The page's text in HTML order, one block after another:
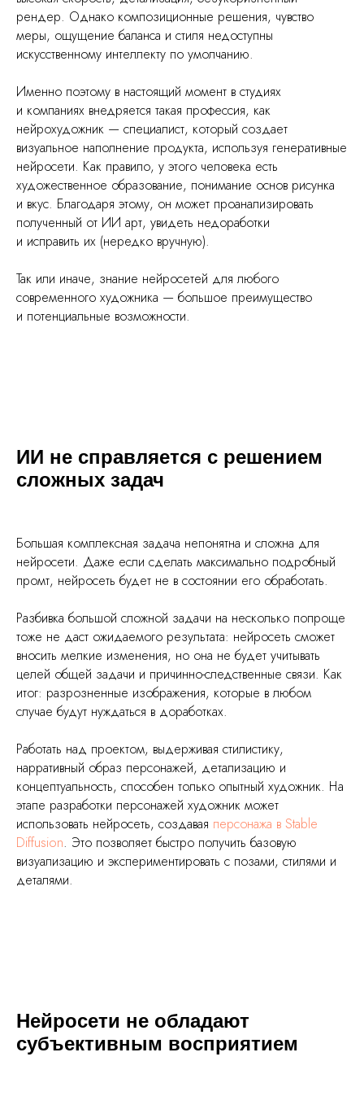
рендер. Однако композиционные решения, чувство
меры, ощущение баланса и стиля недоступны
искусственному интеллекту по умолчанию.
Именно поэтому в настоящий момент в студиях
и компаниях внедряется такая профессия, как
нейрохудожник — специалист, который создает
визуальное наполнение продукта, используя генеративные
нейросети. Как правило, у этого человека есть
художественное образование, понимание основ рисунка
и вкус. Благодаря этому, он может проанализировать
полученный от ИИ арт, увидеть недоработки
и исправить их (нередко вручную).
Так или иначе, знание нейросетей для любого
современного художника — большое преимущество
и потенциальные возможности.
ИИ не справляется с решением
сложных задач
Большая комплексная задача непонятна и сложна для
нейросети. Даже если сделать максимально подробный
промт, нейросеть будет не в состоянии его обработать.
Разбивка большой сложной задачи на несколько попроще
тоже не даст ожидаемого результата: нейросеть сможет
вносить мелкие изменения, но она не будет учитывать
целей общей задачи и причинно-следственные связи. Как
итог: разрозненные изображения, которые в любом
случае будут нуждаться в доработках.
Работать над проектом, выдерживая стилистику,
нарративный образ персонажей, детализацию и
концептуальность, способен только опытный художник. На
этапе разработки персонажей художник может
использовать нейросеть, создавая персонажа в Stable
Diffusion. Это позволяет быстро получить базовую
визуализацию и экспериментировать с позами, стилями и
деталями.
Нейросети не обладают
субъективным восприятием